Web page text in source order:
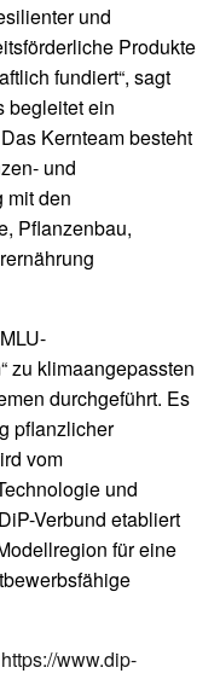
und
Produkte
fundiert“, sagt
begleitet ein
Kernteam besteht
und
mit den
Pflanzenbau,
zu klimaangepassten
durchgeführt. Es
pflanzlicher
vom
und
Verbund etabliert
für eine
https://www.dip-